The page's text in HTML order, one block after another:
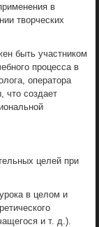
в
творческих
быть участником
процесса в
оператора
что создает
целей при
в целом и
и т. д.).